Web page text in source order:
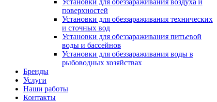
Установки для обеззараживания воздуха и
поверхностей
Установки для обеззараживания технических
и сточных вод
Установки для обеззараживания питьевой
воды и бассейнов
Установки для обеззараживания воды в
рыбоводных хозяйствах
Бренды
Услуги
Наши работы
Контакты